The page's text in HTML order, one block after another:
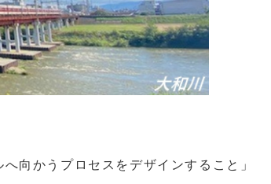
向かうプロセスをデザインすること」